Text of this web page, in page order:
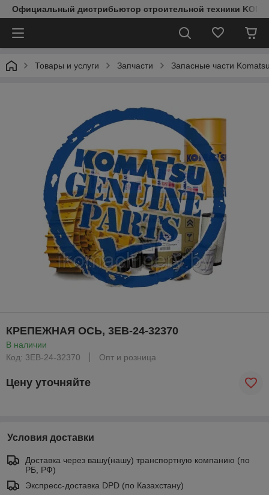
Официальный дистрибьютор строительной техники
Товары и услуги Запчасти Запасные части
КРЕПЕЖНАЯ ОСЬ, 3EB-24-32370
В наличии
Код: 3EB-24-32370
Опт и розница
Цену уточняйте
Условия доставки
Доставка через вашу(нашу) транспортную компанию (по
РБ, РФ)
Экспресс-доставка DPD (по Казахстану)